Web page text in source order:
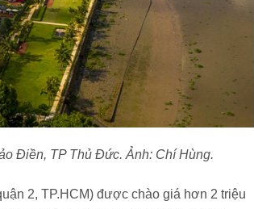
Điền, TP Thủ Đức. Ảnh: Chí Hùng.
2, TP.HCM) được chào giá hơn 2 triệu